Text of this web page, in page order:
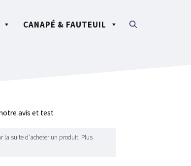
CANAPÉ & FAUTEUIL
avis et test
la suite d'acheter un produit. Plus